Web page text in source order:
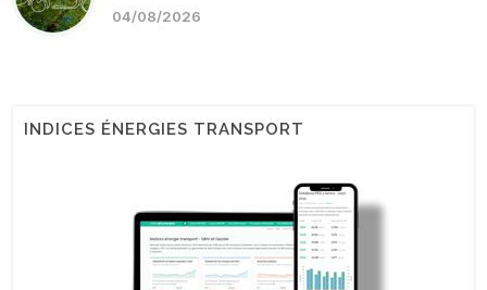
04/08/2026
INDICES ÉNERGIES TRANSPORT